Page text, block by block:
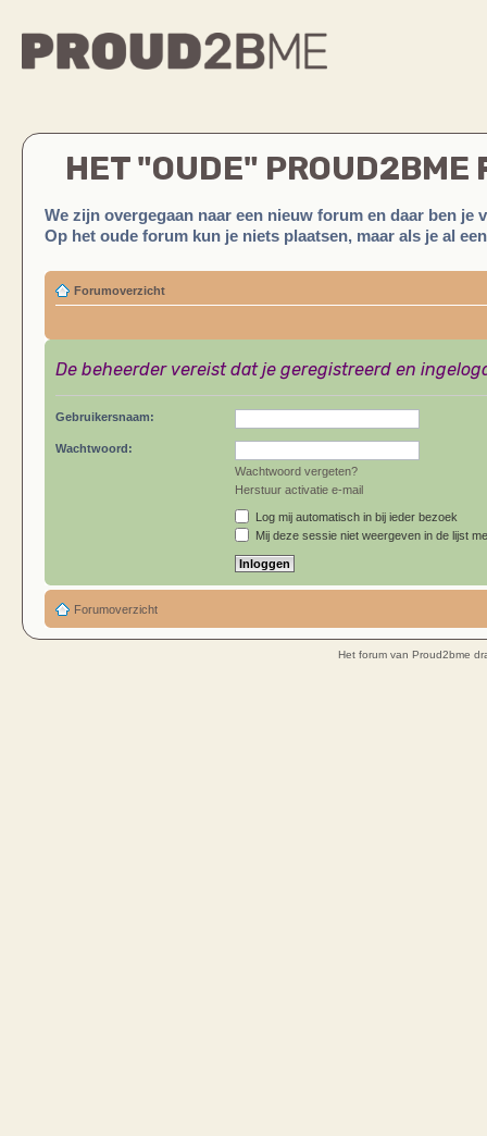
HET "OUDE" PROUD2BME
We zijn overgegaan naar een nieuw forum en daar ben je
Op het oude forum kun je niets plaatsen, maar als je al
Forumoverzicht
De beheerder vereist dat je geregistreerd en
Gebruikersnaam:
Wachtwoord:
Wachtwoord vergeten?
Herstuur activatie e-mail
Log mij automatisch in bij ieder bezoek
Mij deze sessie niet weergeven in de lijst
Forumoverzicht
Het forum van Proud2bme